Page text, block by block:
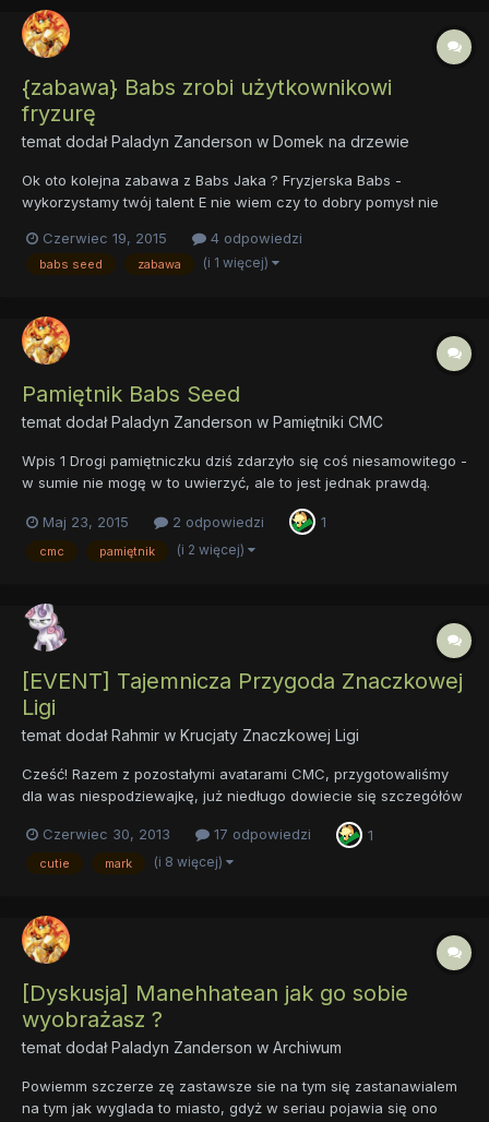
{zabawa} Babs zrobi użytkownikowi
fryzurę
temat dodałPaladyn Zanderson w Domek na drzewie
Ok oto kolejna zabawa z Babs Jaka ? Fryzjerska Babs -
wykorzystamy twój talent E nie wiem czy to dobry pomysł nie
fryzury - Ja na pewno bym chciał I inni użytkownicy też ? Na tym
własnie ta zabawa ma polegać zrobisz każdemu nową fryzu...
Czerwiec 19, 2015 4 odpowiedzi
babs seed zabawa (i 1 więcej)
Pamiętnik Babs Seed
temat dodałPaladyn Zanderson w Pamiętniki CMC
Wpis 1 Drogi pamiętniczku dziś zdarzyło się coś niesamowitego -
w sumie nie mogę w to uwierzyć, ale to jest jednak prawdą.
Pojawił się mój znaczek !! Myślałam że będę musiała czekać na
niego długo, ale wczoraj wyszedł gdy postanowiłam zrobić coś
ze swoją grzywką, bo trochę mnie denerwowała jej...
Maj 23, 2015 2 odpowiedzi 1
cmc pamiętnik (i 2 więcej)
[EVENT] Tajemnicza Przygoda Znaczkowej
Ligi
temat dodałRahmir w Krucjaty Znaczkowej Ligi
Cześć! Razem z pozostałymi avatarami CMC, przygotowaliśmy
dla was niespodziewajkę, już niedługo dowiecie się szczegółów
Każdy kto by przechodził obok niewielkiego domku na drzewie
znajdującego się na Akrach Słodkich Jabłek mógłby usłyszeć
Czerwiec 30, 2013 17 odpowiedzi 1
cutie mark (i 8 więcej)
[Dyskusja] Manehhatean jak go sobie
wyobrażasz ?
temat dodałPaladyn Zanderson w Archiwum
Powiemm szczerze zę zastawsze sie na tym się zastanawialem
na tym jak wyglada to miasto, gdyż w seriau pojawia się ono